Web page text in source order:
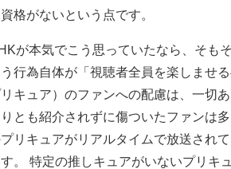
格がないという点です。
が本気でこう思っていたなら、そも
行為自体が「視聴者全員を楽しませ
キュア）のファンへの配慮は、一切
とも紹介されずに傷ついたファンは
リキュアがリアルタイムで放送され
。 特定の推しキュアがいないプリキ